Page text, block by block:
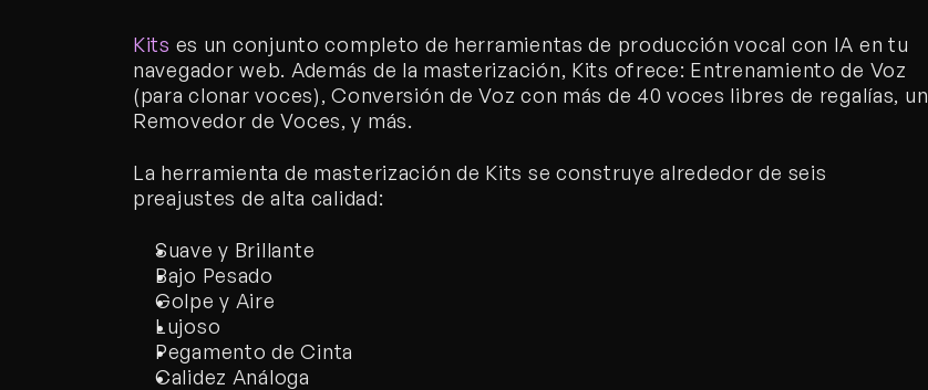
Kits es un conjunto completo de herramientas de producción vocal con IA en tu
navegador web. Además de la masterización, Kits ofrece: Entrenamiento de Voz
(para clonar voces), Conversión de Voz con más de 40 voces libres de regalías, un
Removedor de Voces, y más.
La herramienta de masterización de Kits se construye alrededor de seis
preajustes de alta calidad:
Suave y Brillante
Bajo Pesado
Golpe y Aire
Lujoso
Pegamento de Cinta
Calidez Análoga